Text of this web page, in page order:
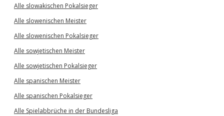
Alle slowakischen Pokalsieger
Alle slowenischen Meister
Alle slowenischen Pokalsieger
Alle sowjetischen Meister
Alle sowjetischen Pokalsieger
Alle spanischen Meister
Alle spanischen Pokalsieger
Alle Spielabbrüche in der Bundesliga